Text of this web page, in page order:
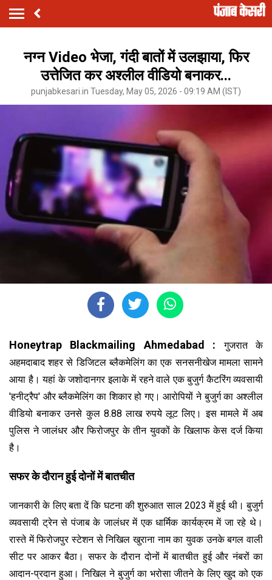
नग्न Video भेजा, गंदी बातों में उलझाया, फिर
उत्तेजित कर अश्लील वीडियो बनाकर...
punjabkesari.in Tuesday, May 05, 2026 - 09:19 AM (IST)
Honeytrap Blackmailing Ahmedabad :गुजरात के
अहमदाबाद शहर से डिजिटल ब्लैकमेलिंग का एक सनसनीखेज मामला सामने
आया है। यहां के जशोदानगर इलाके में रहने वाले एक बुजुर्ग कैटरिंग व्यवसायी
'हनीट्रैप' और ब्लैकमेलिंग का शिकार हो गए। आरोपियों ने बुजुर्ग का अश्लील
वीडियो बनाकर उनसे कुल 8.88 लाख रुपये लूट लिए। इस मामले में अब
पुलिस ने जालंधर और फिरोजपुर के तीन युवकों के खिलाफ केस दर्ज किया
है।
सफर के दौरान हुई दोनों में बातचीत
जानकारी के लिए बता दें कि घटना की शुरुआत साल 2023 में हुई थी। बुजुर्ग
व्यवसायी ट्रेन से पंजाब के जालंधर में एक धार्मिक कार्यक्रम में जा रहे थे।
रास्ते में फिरोजपुर स्टेशन से निखिल खुराना नाम का युवक उनके बगल वाली
सीट पर आकर बैठा। सफर के दौरान दोनों में बातचीत हुई और नंबरों का
आदान-प्रदान हुआ। निखिल ने बुजुर्ग का भरोसा जीतने के लिए खुद को एक